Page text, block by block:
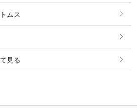
ワンピース
ムス
見る